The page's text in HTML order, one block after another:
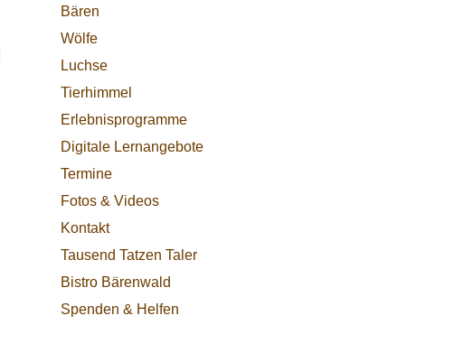
Bären
Wölfe
Luchse
Tierhimmel
Erlebnisprogramme
Digitale Lernangebote
Termine
Fotos & Videos
Kontakt
Tausend Tatzen Taler
Bistro Bärenwald
Spenden & Helfen